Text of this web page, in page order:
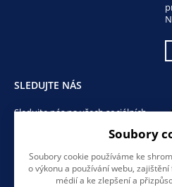
SLEDUJTE NÁS
Sledujte nás na všech sociálních
Soubory
Soubory cookie používáme ke
o výkonu a používání webu,
médií a ke zlepšení a